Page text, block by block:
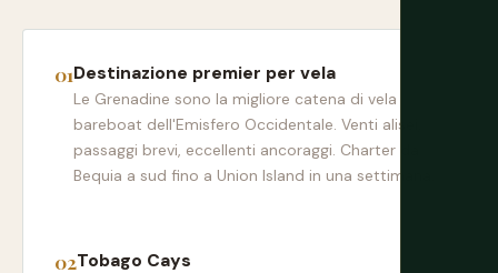
Destinazione premier per vela
Le Grenadine sono la migliore catena di vela
bareboat dell'Emisfero Occidentale. Venti alisei,
passaggi brevi, eccellenti ancoraggi. Charter da
Bequia a sud fino a Union Island in una settimana.
Tobago Cays